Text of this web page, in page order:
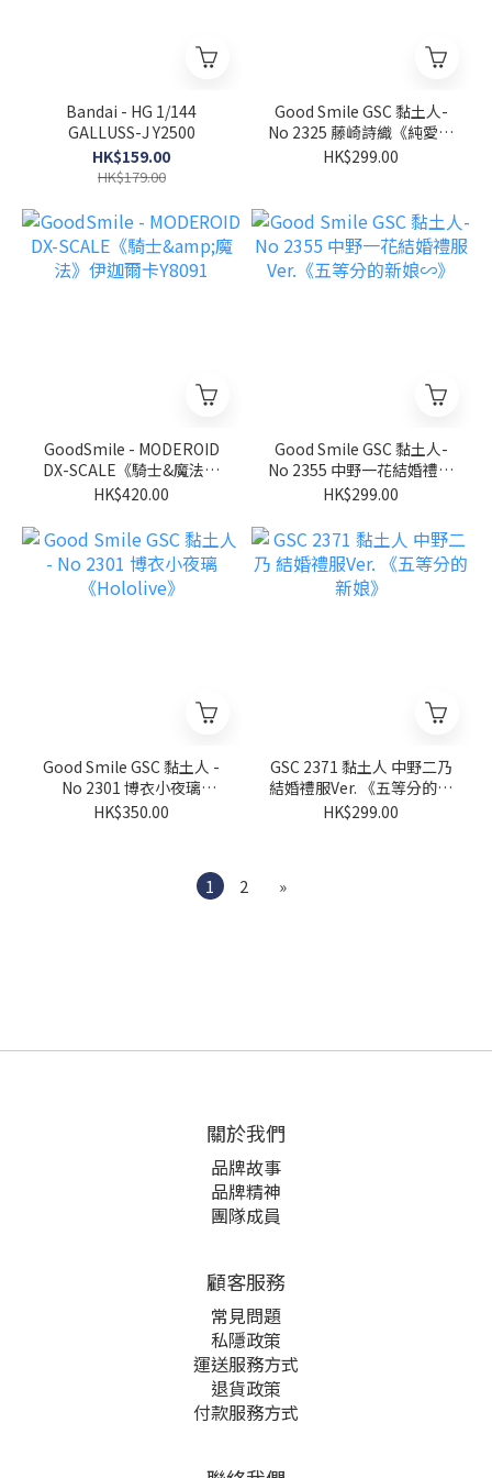
Bandai - HG 1/144
GALLUSS-J Y2500
HK$159.00
HK$179.00
Good Smile GSC 黏土人-
No 2325 藤崎詩織《純愛手
札》
HK$299.00
GoodSmile - MODEROID
DX-SCALE《騎士&魔法》
伊迦爾卡Y8091
HK$420.00
Good Smile GSC 黏土人-
No 2355 中野一花結婚禮服
Ver.《五等分的新娘∽》
HK$299.00
Good Smile GSC 黏土人 -
No 2301 博衣小夜璃
《Hololive》
HK$350.00
GSC 2371 黏土人 中野二乃
結婚禮服Ver. 《五等分的新
娘》
HK$299.00
1 2 »
關於我們
品牌故事
品牌精神
團隊成員
顧客服務
常見問題
私隱政策
運送服務方式
退貨政策
付款服務方式